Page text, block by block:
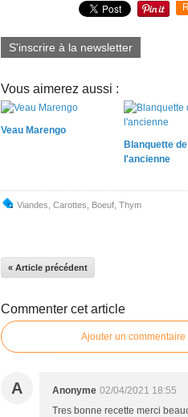
S'inscrire à la newsletter
Vous aimerez aussi :
Veau Marengo
Blanquette
l'ancienne
Viandes Carottes Boeuf Thym
« Article précédent
Commenter cet article
Ajouter un commentaire
A Anonyme 02/04/2021 18:55
Tres bonne recette merci